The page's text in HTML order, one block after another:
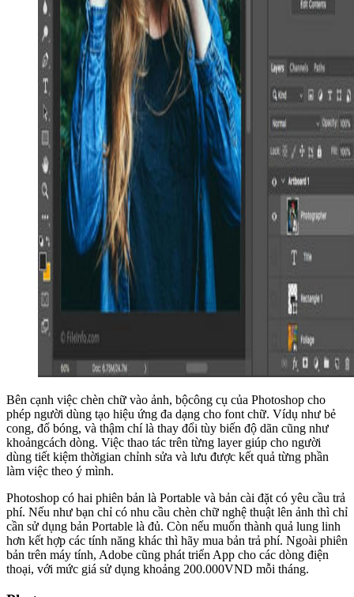
Bên cạnh việc chèn chữ vào ảnh, bộcông cụ của Photoshop cho
phép người dùng tạo hiệu ứng đa dạng cho font chữ. Vídụ như bẻ
cong, đổ bóng, và thậm chí là thay đổi tùy biến độ dãn cũng như
khoảngcách dòng. Việc thao tác trên từng layer giúp cho người
dùng tiết kiệm thờigian chỉnh sửa và lưu được kết quả từng phần
làm việc theo ý mình.
Photoshop có hai phiên bản là Portable và bản cài đặt có yêu cầu trả
phí. Nếu như bạn chỉ có nhu cầu chèn chữ nghệ thuật lên ảnh thì chỉ
cần sử dụng bản Portable là đủ. Còn nếu muốn thành quả lung linh
hơn kết hợp các tính năng khác thì hãy mua bản trả phí. Ngoài phiên
bản trên máy tính, Adobe cũng phát triển App cho các dòng điện
thoại, với mức giá sử dụng khoảng 200.000VND mỗi tháng.